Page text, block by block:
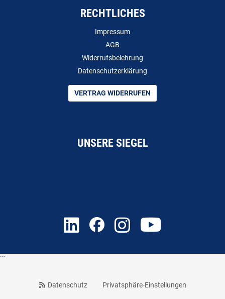
RECHTLICHES
Impressum
AGB
Widerrufsbelehrung
Datenschutzerklärung
VERTRAG WIDERRUFEN
UNSERE SIEGEL
```
Datenschutz Privatsphäre-Einstellungen